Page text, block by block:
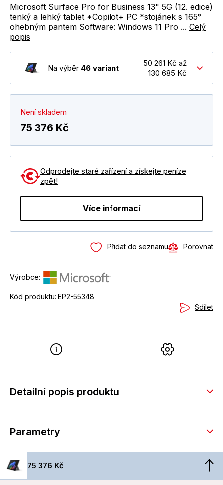
Microsoft Surface Pro for Business 13" 5G (12. edice)
tenký a lehký tablet *Copilot+ PC *stojánek s 165°
ohebným pantem Software: Windows 11 Pro ... Celý
popis
Na výběr 46 variant
50 261 Kč až
130 685 Kč
Není skladem
75 376 Kč
Odprodejte staré zařízení a získejte peníze
zpět!
Více informací
Přidat do seznamu Porovnat
Výrobce:
Kód produktu: EP2-55348
Sdílet
Detailní popis produktu
Parametry
75 376 Kč